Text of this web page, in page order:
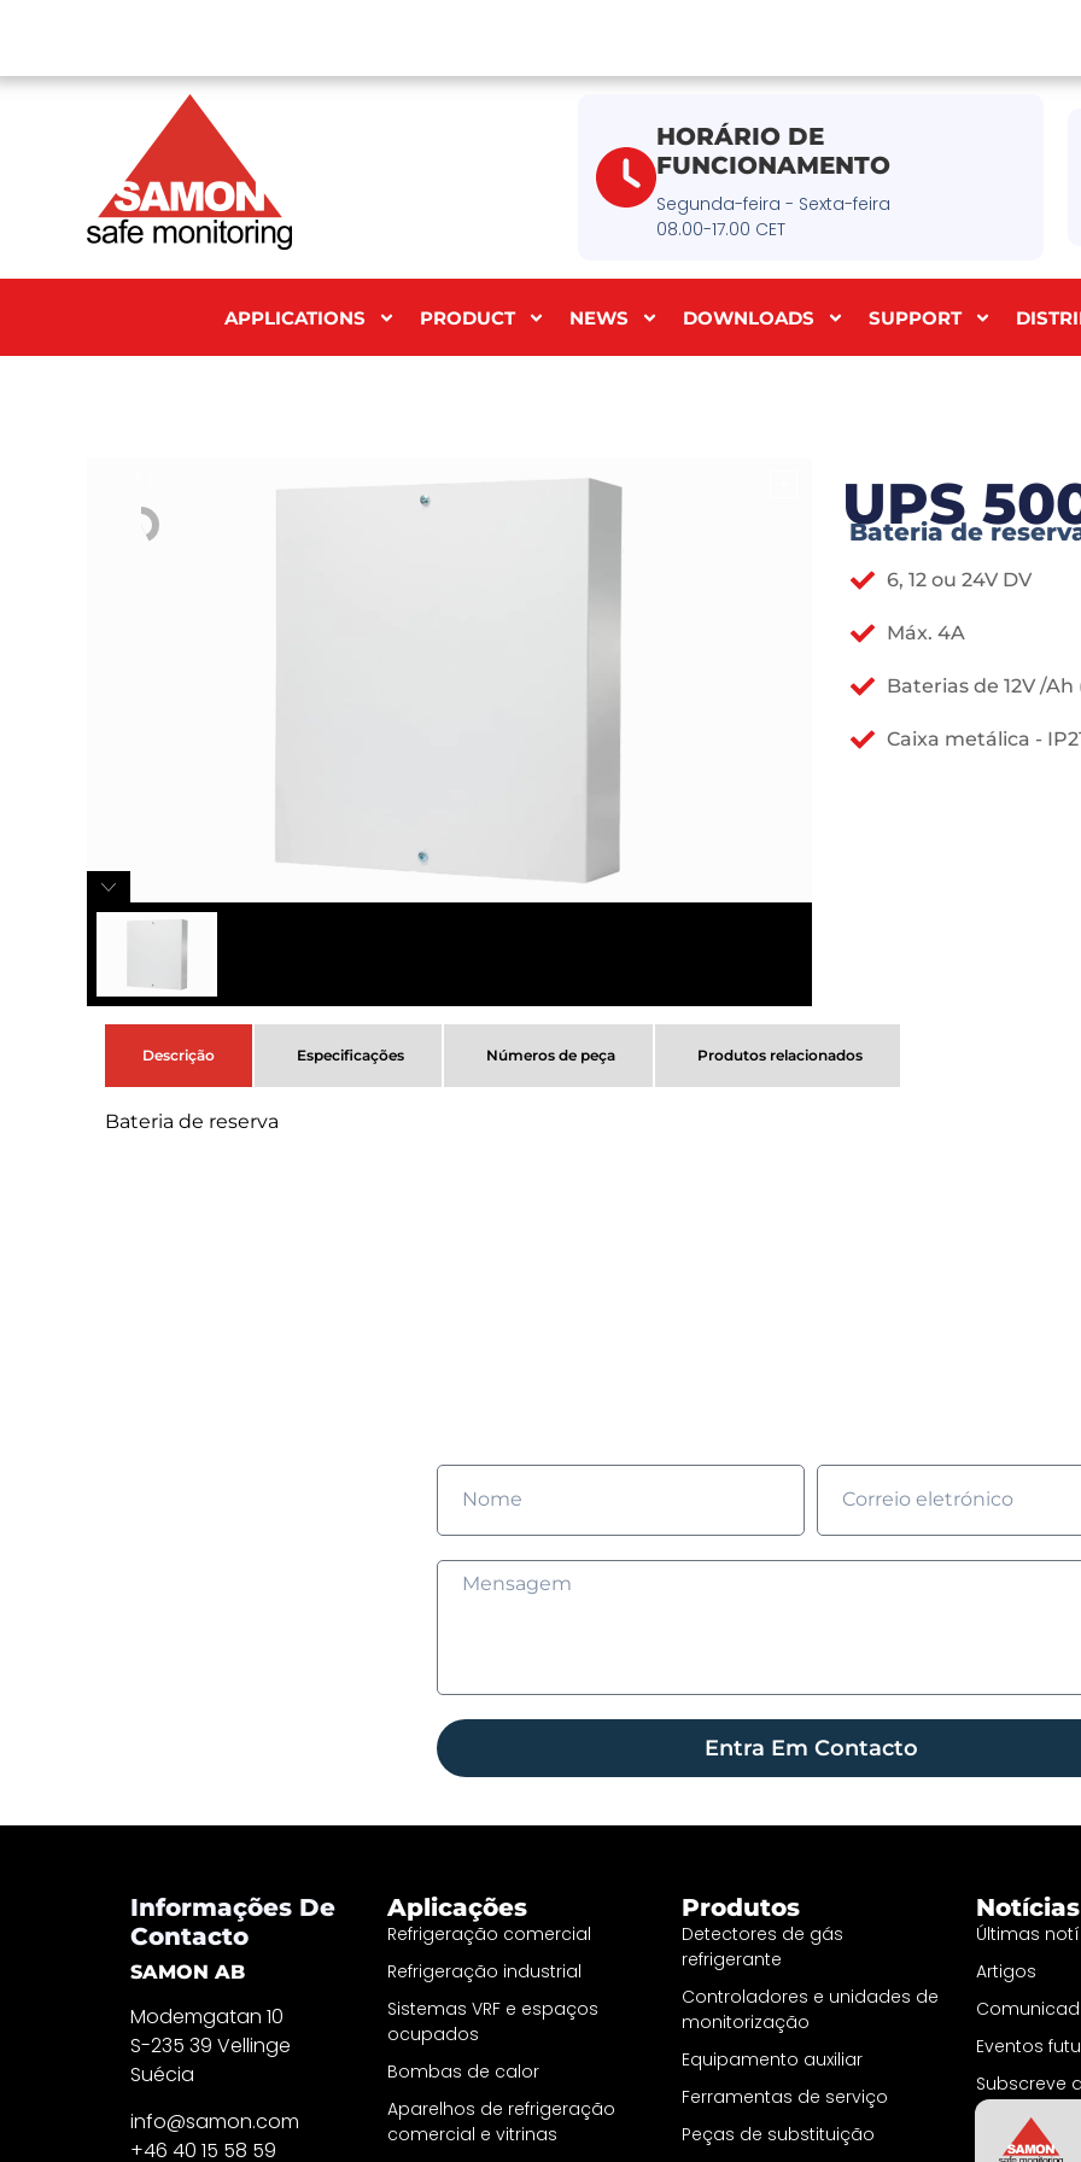
HORÁRIO DE
FUNCIONAMENTO
Segunda-feira - Sexta-feira
08.00-17.00 CET
APPLICATIONS PRODUCT NEWS DOWNLOADS SUPPORT
UPS
Bateria de
6, 12 ou 24V DV
Máx. 4A
Baterias de 12V /Ah
Caixa metálica -
Descrição Especificações Números de peça Produtos relacionados
Bateria de reserva
Entra Em Contacto
Informações De
Contacto
SAMON AB
Modemgatan 10
S-235 39 Vellinge
Suécia
info@samon.com
+46 40 15 58 59
Aplicações
Refrigeração comercial
Refrigeração industrial
Sistemas VRF e espaços
ocupados
Bombas de calor
Aparelhos de refrigeração
comercial e vitrinas
Produtos
Detectores de gás
refrigerante
Controladores e unidades de
monitorização
Equipamento auxiliar
Ferramentas de serviço
Peças de substituição
Notícias
Últimas
Artigos
Eventos
Subscreve